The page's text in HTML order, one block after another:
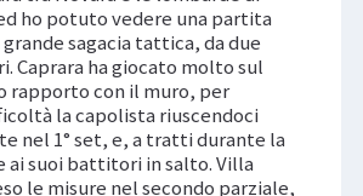
ho potuto vedere una partita
sagacia tattica, da due
Caprara ha giocato molto sul
rapporto con il muro, per
la capolista riuscendoci
nel 1° set, e, a tratti durante la
ai suoi battitori in salto. Villa
le misure nel secondo parziale,